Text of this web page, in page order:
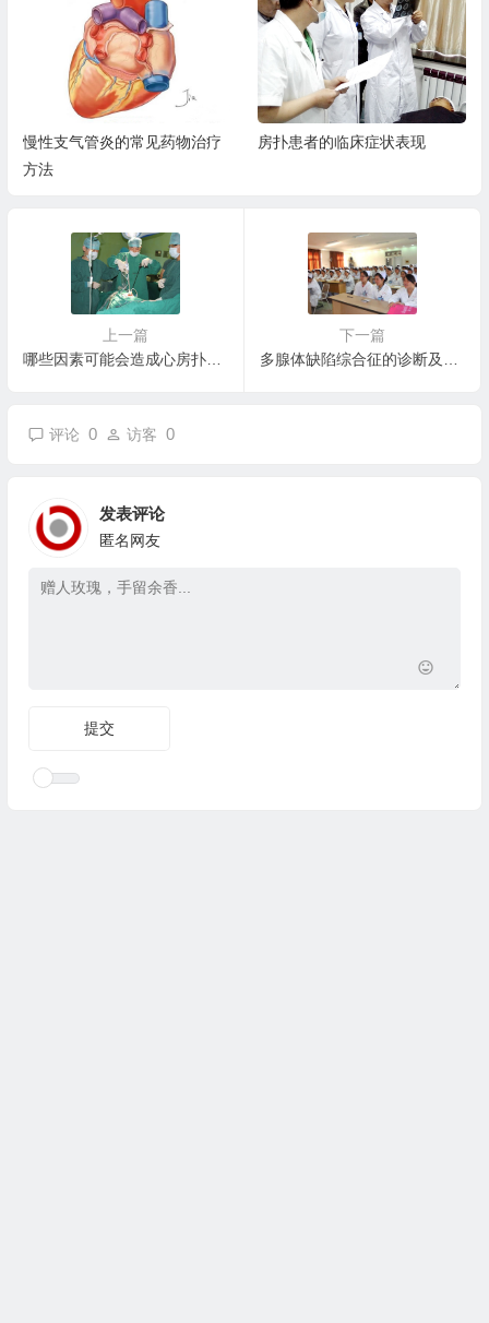
慢性支气管炎的常见药物治疗
方法
房扑患者的临床症状表现
上一篇
哪些因素可能会造成心房扑动？
下一篇
评论 0 访客 0
发表评论
匿名网友